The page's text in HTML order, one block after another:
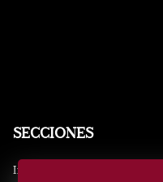
SECCIONES
Inicio